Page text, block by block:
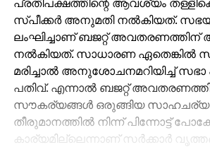
സ്പീക്കര്‍ അനുമതി നല്‍കിയത്.
ലംഘിച്ചാണ് ബജറ്റ് അവതരണത്തിന്
നല്‍കിയത്. സാധാരണ ഏതെങ്കില്‍
മരിച്ചാല്‍ അനുശോചനമറിയിച്ച് സഭാ
പതിവ്. എന്നാല്‍ ബജറ്റ്
സൗകര്യങ്ങള്‍ ഒരുങ്ങിയ
തീരുമാനത്തില്‍ നിന്ന് പിന്നോട്ട്
കാര്യമില്ലെന്നാണ് സര്‍ക്കാര്‍